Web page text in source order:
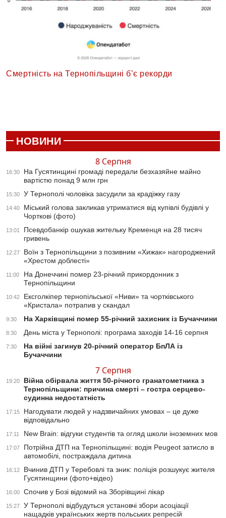
Смертність на Тернопільщині б’є рекорди
НОВИНИ
8 Серпня
16:30
На Гусятинщині громаді передали безхазяйне майно
вартістю понад 9 млн грн
15:30 У Тернополі чоловіка засудили за крадіжку газу
14:40
Міський голова закликав утриматися від купівлі будівлі у
Чорткові (фото)
13:01
Псевдобанкір ошукав жительку Кременця на 28 тисяч
гривень
12:27
Воїн з Тернопільщини з позивним «Хижак» нагороджений
«Хрестом доблесті»
11:00
На Донеччині помер 23-річний прикордонник з
Тернопільщини
10:42
Ексголкіпер тернопільської «Ниви» та чортківського
«Кристала» потрапив у скандал
9:30 На Харківщині помер 55-річний захисник із Бучаччини
8:30 День міста у Тернополі: програма заходів 14-16 серпня
7:30
На війні загинув 20-річний оператор БпЛА із
Бучаччини
7 Серпня
19:20
Війна обірвала життя 50-річного гранатометника з
Тернопільщини: причина смерті – гостра серцево-
судинна недостатність
17:15
Нагодувати людей у надзвичайних умовах – це дуже
відповідально
17:11 New Brain: відгуки студентів та огляд школи іноземних мов
17:07
Потрійна ДТП на Тернопільщині: водія Peugeot затисло в
автомобілі, постраждала дитина
16:12
Вчинив ДТП у Теребовлі та зник: поліція розшукує жителя
Гусятинщини (фото+відео)
16:00 Спочив у Бозі відомий на Зборівщині лікар
15:27
У Тернополі відбудуться установчі збори асоціації
нащадків українських жертв польських репресій